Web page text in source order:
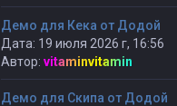
Демо для Кека от Додой
Дата: 19 июля 2026 г, 16:56
Автор: vitaminvitamin
Демо для Скипа от Додой